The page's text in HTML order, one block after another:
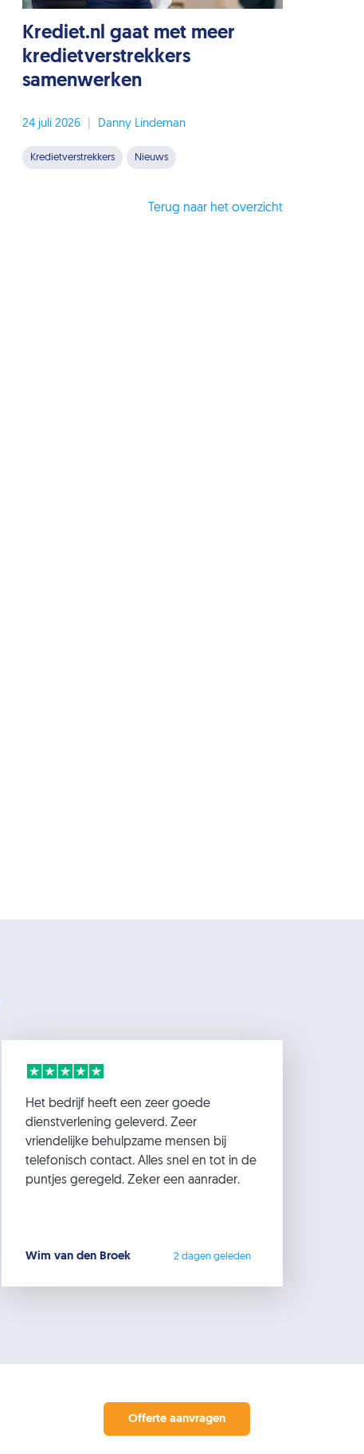
Krediet.nl gaat met meer
kredietverstrekkers
samenwerken
24 juli 2026 Danny Lindeman
Kredietverstrekkers Nieuws
Terug naar het overzicht
Het bedrijf heeft een zeer goede
dienstverlening geleverd. Zeer
vriendelijke behulpzame mensen bij
telefonisch contact. Alles snel en tot in de
puntjes geregeld. Zeker een aanrader.
Wim van den Broek 2 dagen geleden
Offerte aanvragen